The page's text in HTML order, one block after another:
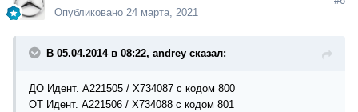
Опубликовано 24 марта, 2021
В 05.04.2014 в 08:22, andrey сказал:
ДО Идент. A221505 / X734087 с кодом 800
ОТ Идент. A221506 / X734088 с кодом 801